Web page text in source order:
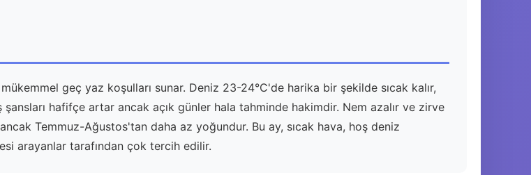
geç yaz koşulları sunar. Deniz 23-24°C'de harika bir şekilde sıcak kalır,
şansları hafifçe artar ancak açık günler hala tahminde hakimdir. Nem azalır ve zirve
Temmuz-Ağustos'tan daha az yoğundur. Bu ay, sıcak hava, hoş deniz
arayanlar tarafından çok tercih edilir.